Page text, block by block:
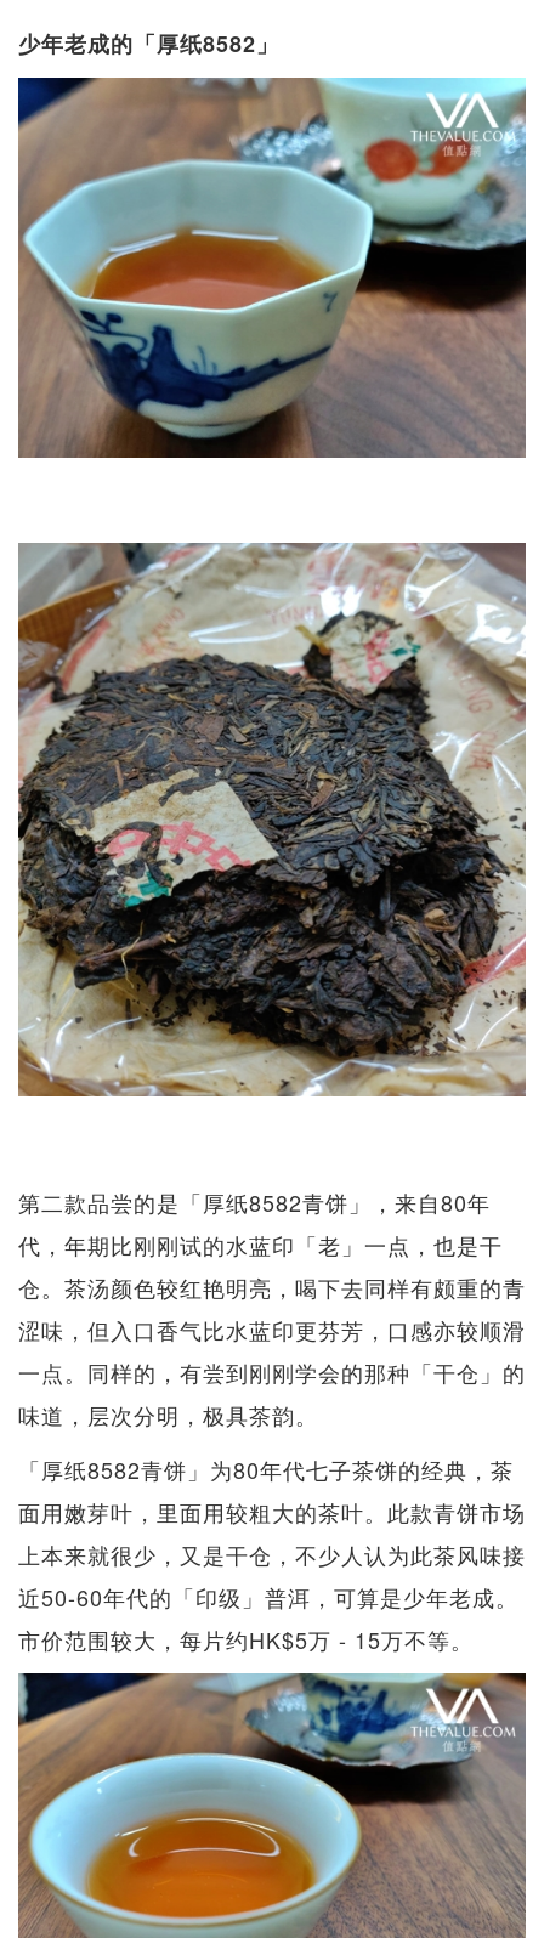
少年老成的「厚纸8582」
第二款品尝的是「厚纸8582青饼」，来自80年
代，年期比刚刚试的水蓝印「老」一点，也是干
仓。茶汤颜色较红艳明亮，喝下去同样有颇重的青
涩味，但入口香气比水蓝印更芬芳，口感亦较顺滑
一点。同样的，有尝到刚刚学会的那种「干仓」的
味道，层次分明，极具茶韵。
「厚纸8582青饼」为80年代七子茶饼的经典，茶
面用嫩芽叶，里面用较粗大的茶叶。此款青饼市场
上本来就很少，又是干仓，不少人认为此茶风味接
近50-60年代的「印级」普洱，可算是少年老成。
市价范围较大，每片约HK$5万 - 15万不等。